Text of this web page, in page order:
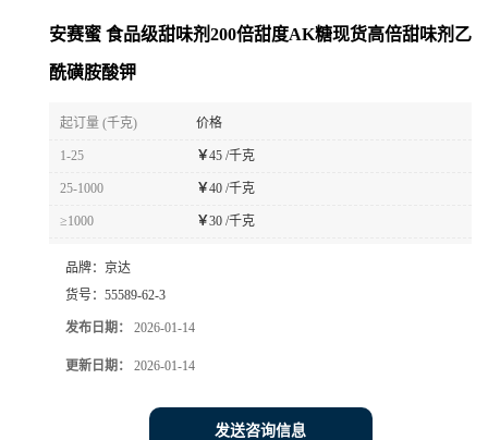
安赛蜜 食品级甜味剂200倍甜度AK糖现货高倍甜味剂乙
酰磺胺酸钾
起订量 (千克) 价格
1-25 ￥45 /千克
25-1000 ￥40 /千克
≥1000 ￥30 /千克
品牌： 京达
货号： 55589-62-3
发布日期： 2026-01-14
更新日期： 2026-01-14
发送咨询信息